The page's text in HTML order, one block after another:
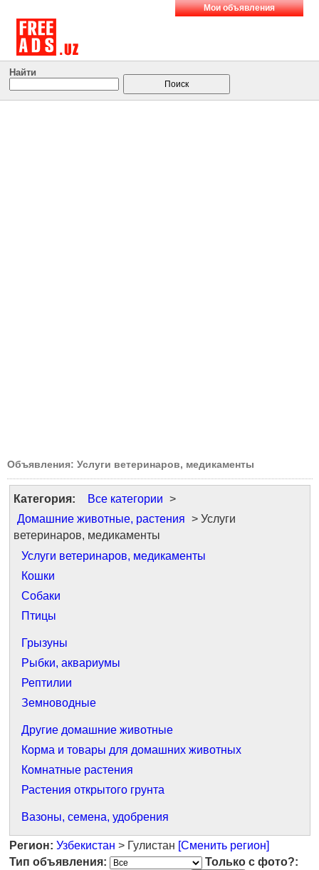
Мои объявления
Найти
Объявления: Услуги ветеринаров, медикаменты
Категория: Все категории >
Домашние животные, растения > Услуги
ветеринаров, медикаменты
Услуги ветеринаров, медикаменты
Кошки
Собаки
Птицы
Грызуны
Рыбки, аквариумы
Рептилии
Земноводные
Другие домашние животные
Корма и товары для домашних животных
Комнатные растения
Растения открытого грунта
Вазоны, семена, удобрения
Регион: Узбекистан > Гулистан [Сменить регион]
Тип объявления:
Только с фото?: